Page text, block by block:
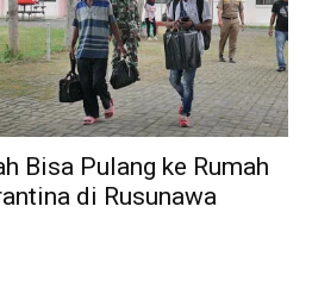
Bisa Pulang ke Rumah
di Rusunawa